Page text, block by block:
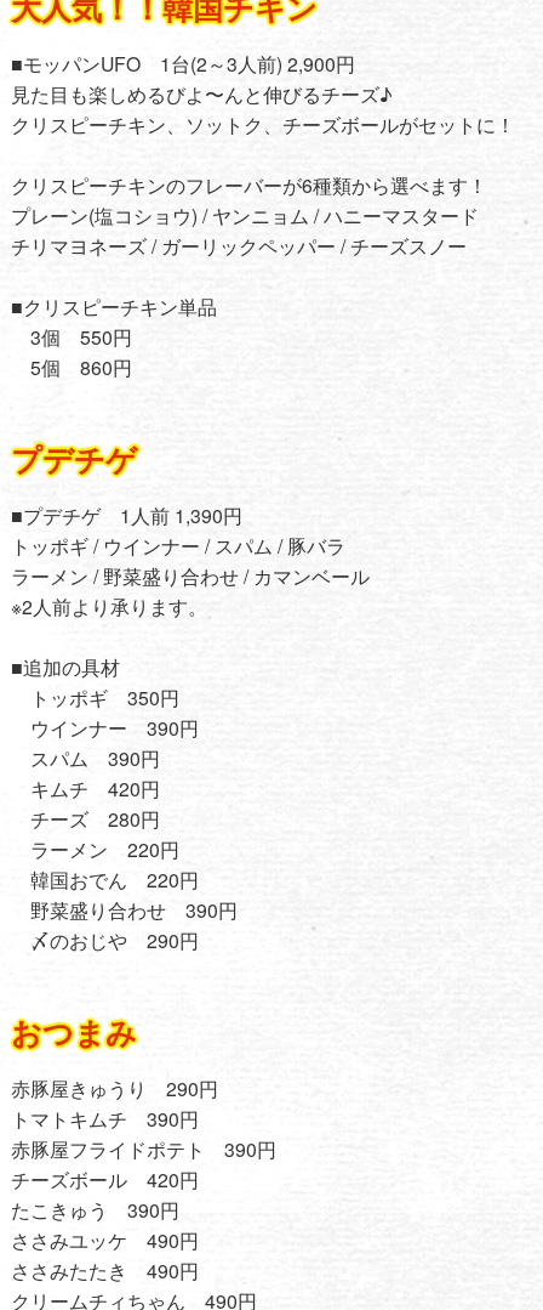
大人気！！韓国チキン
■モッパンUFO 1台(2～3人前) 2,900円
見た目も楽しめるびよ〜んと伸びるチーズ♪
クリスピーチキン、ソットク、チーズボールがセットに！
クリスピーチキンのフレーバーが6種類から選べます！
プレーン(塩コショウ) / ヤンニョム / ハニーマスタード
チリマヨネーズ / ガーリックペッパー / チーズスノー
■クリスピーチキン単品
3個 550円
5個 860円
プデチゲ
■プデチゲ 1人前 1,390円
トッポギ / ウインナー / スパム / 豚バラ
ラーメン / 野菜盛り合わせ / カマンベール
※2人前より承ります。
■追加の具材
トッポギ 350円
ウインナー 390円
スパム 390円
キムチ 420円
チーズ 280円
ラーメン 220円
韓国おでん 220円
野菜盛り合わせ 390円
〆のおじや 290円
おつまみ
赤豚屋きゅうり 290円
トマトキムチ 390円
赤豚屋フライドポテト 390円
チーズボール 420円
たこきゅう 390円
ささみユッケ 490円
ささみたたき 490円
クリームチィちゃん 490円